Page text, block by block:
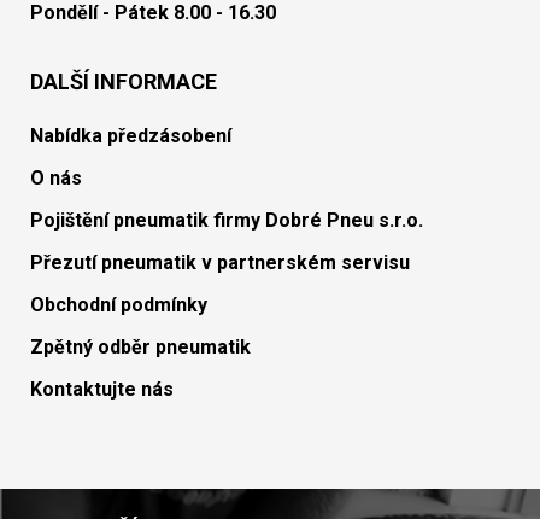
Pondělí - Pátek 8.00 - 16.30
DALŠÍ INFORMACE
Nabídka předzásobení
O nás
Pojištění pneumatik firmy Dobré Pneu s.r.o.
Přezutí pneumatik v partnerském servisu
Obchodní podmínky
Zpětný odběr pneumatik
Kontaktujte nás